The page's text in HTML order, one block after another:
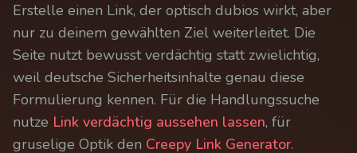
Erstelle einen Link, der optisch dubios wirkt, aber
nur zu deinem gewählten Ziel weiterleitet. Die
Seite nutzt bewusst verdächtig statt zwielichtig,
weil deutsche Sicherheitsinhalte genau diese
Formulierung kennen. Für die Handlungssuche
nutze Link verdächtig aussehen lassen, für
gruselige Optik den Creepy Link Generator.